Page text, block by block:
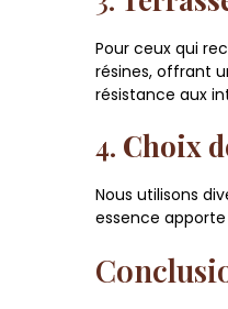
Pour ceux qui
résines, offrant
résistance aux
4. Choix
Nous utilisons
essence